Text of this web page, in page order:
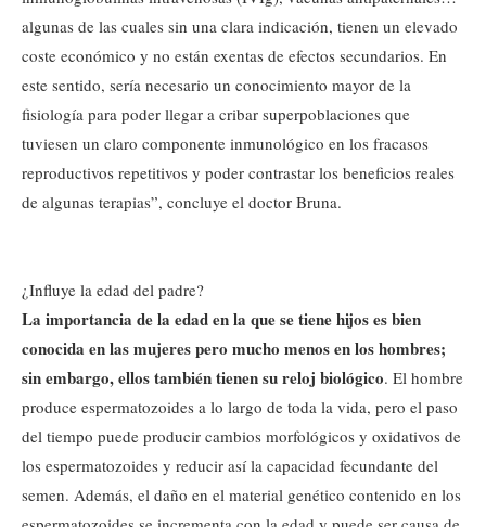
algunas de las cuales sin una clara indicación, tienen un elevado
coste económico y no están exentas de efectos secundarios. En
este sentido, sería necesario un conocimiento mayor de la
fisiología para poder llegar a cribar superpoblaciones que
tuviesen un claro componente inmunológico en los fracasos
reproductivos repetitivos y poder contrastar los beneficios reales
de algunas terapias”, concluye el doctor Bruna.
¿Influye la edad del padre?
La importancia de la edad en la que se tiene hijos es bien
conocida en las mujeres pero mucho menos en los hombres;
sin embargo, ellos también tienen su reloj biológico. El hombre
produce espermatozoides a lo largo de toda la vida, pero el paso
del tiempo puede producir cambios morfológicos y oxidativos de
los espermatozoides y reducir así la capacidad fecundante del
semen. Además, el daño en el material genético contenido en los